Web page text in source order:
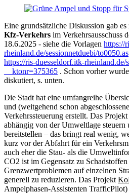
Eine grundsätzliche Diskussion gab es
Kfz-Verkehrs im Verkehrsausschuss
18.6.2025 - siehe die Vorlagen https://
rheinland.de/sessionnetduebi/
https://ris-duesseldorf.itk-rheinland.de/
__ktonr=375365 . Schon vorher
diskutiert, s. unten.
Die Stadt hat eine umfangreihe
und (weitgehend schon
Verkehrssteuerung erstellt. Das Projekt
abhängig von der Umweltlage steuern
bereitstellen – das bringt real wenig,
kurz vor der Abfahrt für ein
auch eher die Stau- als die
CO2 ist im Gegensatz zu
Grenzwertproblemen auf einzelnen
generell zu reduzieren. Das Projekt
Ampelphasen-Assistenten